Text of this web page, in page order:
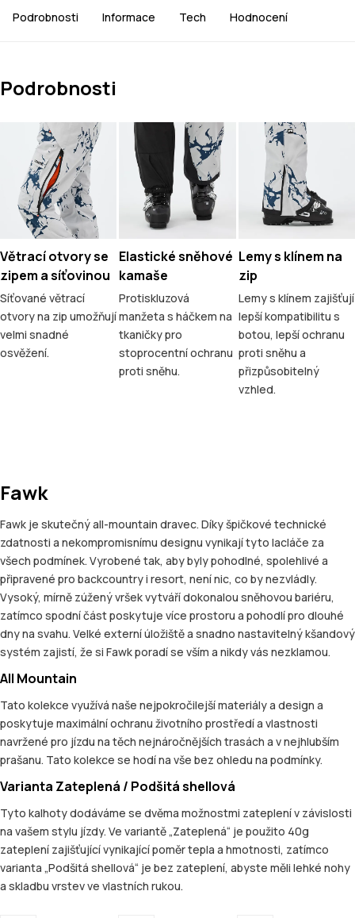
Podrobnosti Informace Tech Hodnocení
Podrobnosti
Větrací otvory se
zipem a síťovinou
Síťované větrací
otvory na zip umožňují
velmi snadné
osvěžení.
Elastické sněhové
kamaše
Protiskluzová
manžeta s háčkem na
tkaničky pro
stoprocentní ochranu
proti sněhu.
Lemy s klínem na
zip
Lemy s klínem zajišťují
lepší kompatibilitu s
botou, lepší ochranu
proti sněhu a
přizpůsobitelný
vzhled.
Fawk
Fawk je skutečný all-mountain dravec. Díky špičkové technické
zdatnosti a nekompromisnímu designu vynikají tyto lacláče za
všech podmínek. Vyrobené tak, aby byly pohodlné, spolehlivé a
připravené pro backcountry i resort, není nic, co by nezvládly.
Vysoký, mírně zúžený vršek vytváří dokonalou sněhovou bariéru,
zatímco spodní část poskytuje více prostoru a pohodlí pro dlouhé
dny na svahu. Velké externí úložiště a snadno nastavitelný kšandový
systém zajistí, že si Fawk poradí se vším a nikdy vás nezklamou.
All Mountain
Tato kolekce využívá naše nejpokročilejší materiály a design a
poskytuje maximální ochranu životního prostředí a vlastnosti
navržené pro jízdu na těch nejnáročnějších trasách a v nejhlubším
prašanu. Tato kolekce se hodí na vše bez ohledu na podmínky.
Varianta Zateplená / Podšitá shellová
Tyto kalhoty dodáváme se dvěma možnostmi zateplení v závislosti
na vašem stylu jízdy. Ve variantě „Zateplená“ je použito 40g
zateplení zajišťující vynikající poměr tepla a hmotnosti, zatímco
varianta „Podšitá shellová“ je bez zateplení, abyste měli lehké nohy
a skladbu vrstev ve vlastních rukou.